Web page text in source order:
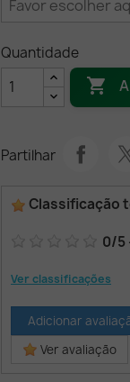
Quantidade

Partilhar
Classificação
0/5
Ver classificações
Adicionar
Ver avaliação